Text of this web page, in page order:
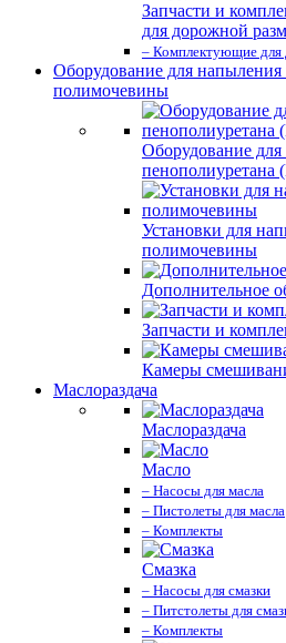
Запчасти и
для дорожной
– Комплектующие
Оборудование для
полимочевины
Оборудование
Установки для
полимочевины
Дополнительное
Запчасти и
Камеры
Маслораздача
Маслораздача
Масло
– Насосы для масла
– Пистолеты для масла
– Комплекты
Смазка
– Насосы для смазки
– Питстолеты для
– Комплекты